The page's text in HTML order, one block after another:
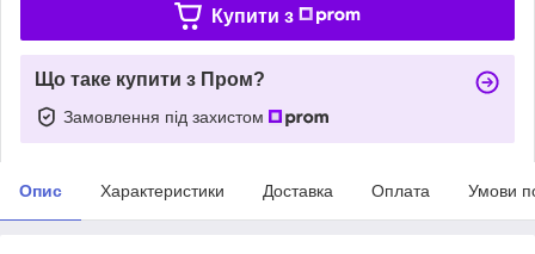
Купити з
Що таке купити з Пром?
Замовлення під захистом
Опис Характеристики Доставка Оплата Умови